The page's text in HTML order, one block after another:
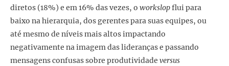
diretos (18%) e em 16% das vezes, o workslopflui para
baixo na hierarquia, dos gerentes para suas equipes, ou
até mesmo de níveis mais altos impactando
negativamente na imagem das lideranças e passando
mensagens confusas sobre produtividade versus